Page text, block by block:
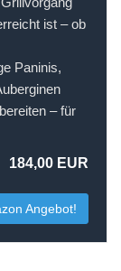
ist – ob
Paninis,
– für
184,00 EUR
Angebot!